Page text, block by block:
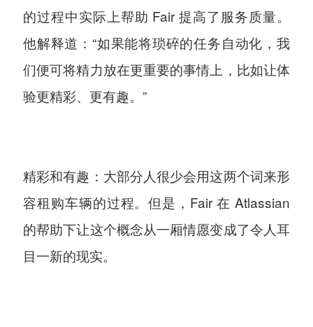
的过程中实际上帮助 Fair 提高了服务质量。
他解释道：“如果能将琐碎的任务自动化，我
们便可将精力放在更重要的事情上，比如让体
验更精彩、更有趣。”
精彩和有趣：大部分人很少会用这两个词来形
容租购车辆的过程。但是，Fair 在 Atlassian
的帮助下让这个概念从一厢情愿变成了令人耳
目一新的现实。